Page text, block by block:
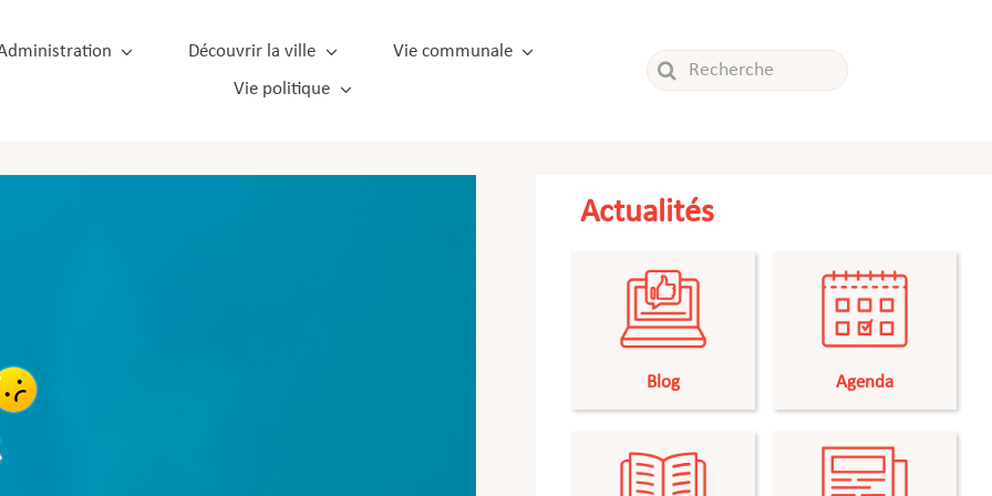
Découvrir la ville
Vie communale
Vie politique
Rechercher:
Actualités
Blog Agenda